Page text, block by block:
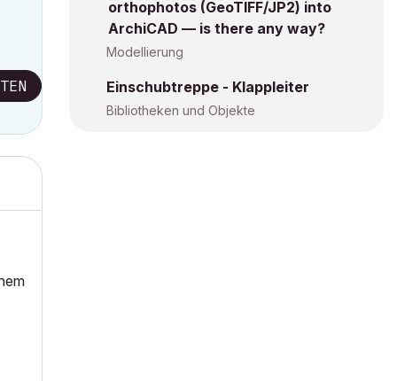
orthophotos (GeoTIFF/JP2) into
ArchiCAD — is there any way?
Modellierung
Einschubtreppe - Klappleiter
Bibliotheken und Objekte